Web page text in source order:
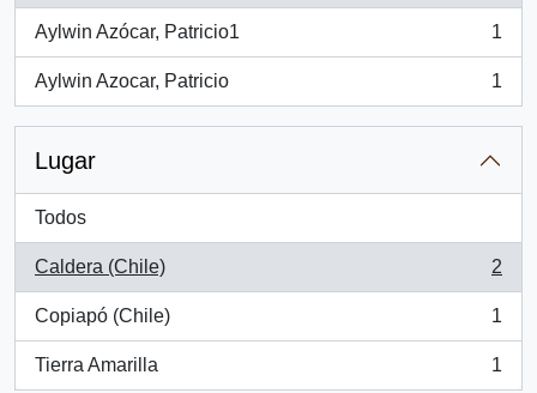
Aylwin Azócar, Patricio1
, 1 resultados
1
Aylwin Azocar, Patricio
, 1 resultados
1
Lugar
Todos
Caldera (Chile)
, 2 resultados
2
Copiapó (Chile)
, 1 resultados
1
Tierra Amarilla
, 1 resultados
1